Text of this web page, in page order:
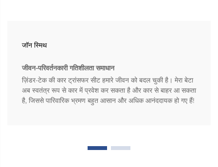
जॉन स्मिथ
जीवन-परिवर्तनकारी गतिशीलता समाधान
ज़िंडर-टेक की कार ट्रांसफर सीट हमारे जीवन को बदल चुकी है। मेरा बेटा
अब स्वतंत्र रूप से कार में प्रवेश कर सकता है और कार से बाहर आ सकता
है, जिससे पारिवारिक भ्रमण बहुत आसान और अधिक आनंददायक हो गए हैं!